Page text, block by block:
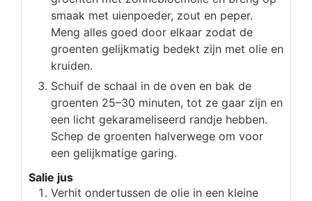
smaak met uienpoeder, zout en peper.
Meng alles goed door elkaar zodat de
groenten gelijkmatig bedekt zijn met olie en
kruiden.
Schuif de schaal in de oven en bak de
groenten 25–30 minuten, tot ze gaar zijn en
een licht gekarameliseerd randje hebben.
Schep de groenten halverwege om voor
een gelijkmatige garing.
Salie jus
Verhit ondertussen de olie in een kleine